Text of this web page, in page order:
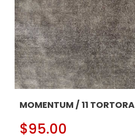
MOMENTUM / 11 TORTORA
$95.00